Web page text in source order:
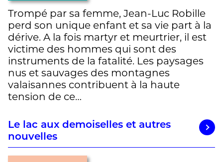
Trompé par sa femme, Jean-Luc Robille
perd son unique enfant et sa vie part à la
dérive. A la fois martyr et meurtrier, il est
victime des hommes qui sont des
instruments de la fatalité. Les paysages
nus et sauvages des montagnes
valaisannes contribuent à la haute
tension de ce…
Le lac aux demoiselles et autres
nouvelles